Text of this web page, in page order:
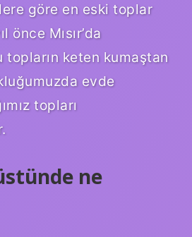
göre en eski toplar
önce Mısır’da
topların keten kumaştan
evde
topları
ne